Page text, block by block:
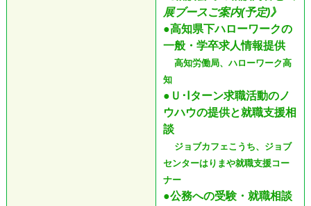
展ブースご案内(予定)》
●高知県下ハローワークの
一般・学卒求人情報提供
高知労働局、ハローワーク高
知
●Ｕ･Ⅰターン求職活動のノ
ウハウの提供と就職支援相
談
ジョブカフェこうち、ジョブ
センターはりまや就職支援コー
ナー
●公務への受験・就職相談